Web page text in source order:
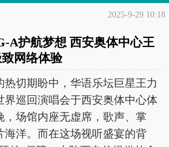
2025-9-29 10:18
A护航梦想 西安奥体中心王
网络体验
热切期盼中，华语乐坛巨星王力
界巡回演唱会于西安奥体中心体
，场馆内座无虚席，歌声、掌
海洋。而在这场视听盛宴的背